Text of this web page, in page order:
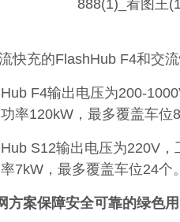
快充的FlashHub F4和交
F4输出电压为200-
率120kW，最多覆盖车位8
S12输出电压为220V
7kW，最多覆盖车位24个
方案保障安全可靠的绿色